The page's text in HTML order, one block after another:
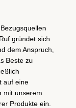
gründet sich
dem Anspruch,
Beste zu
auf eine
mit unserem
Produkte ein.